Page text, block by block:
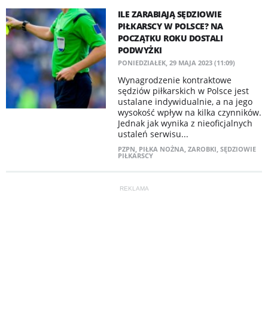
ILE ZARABIAJĄ SĘDZIOWIE
PIŁKARSCY W POLSCE? NA
POCZĄTKU ROKU DOSTALI
PODWYŻKI
PONIEDZIAŁEK, 29 MAJA 2023 (11:09)
Wynagrodzenie kontraktowe
sędziów piłkarskich w Polsce jest
ustalane indywidualnie, a na jego
wysokość wpływ na kilka czynników.
Jednak jak wynika z nieoficjalnych
ustaleń serwisu...
PZPN, PIŁKA NOŻNA, ZAROBKI, SĘDZIOWIE
PIŁKARSCY
REKLAMA